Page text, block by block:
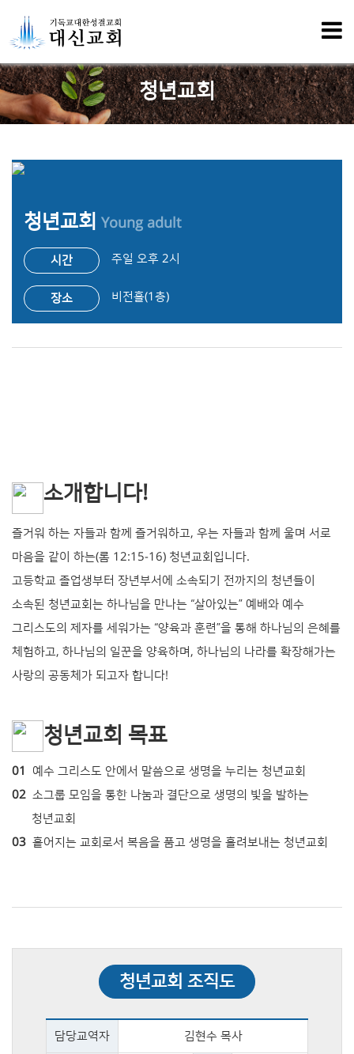
청년교회
청년교회 Young adult
시간 주일 오후 2시
장소 비전홀(1층)
소개합니다!
즐거워 하는 자들과 함께 즐거워하고, 우는 자들과 함께 울며 서로
마음을 같이 하는(롬 12:15-16) 청년교회입니다.
고등학교 졸업생부터 장년부서에 소속되기 전까지의 청년들이
소속된 청년교회는 하나님을 만나는 “살아있는” 예배와 예수
그리스도의 제자를 세워가는 “양육과 훈련”을 통해 하나님의 은혜를
체험하고, 하나님의 일꾼을 양육하며, 하나님의 나라를 확장해가는
사랑의 공동체가 되고자 합니다!
청년교회 목표
01
예수 그리스도 안에서 말씀으로 생명을 누리는 청년교회
02 소그룹 모임을 통한 나눔과 결단으로 생명의 빛을 발하는
청년교회
03 흩어지는 교회로서 복음을 품고 생명을 흘려보내는 청년교회
청년교회 조직도
담당교역자 김현수 목사